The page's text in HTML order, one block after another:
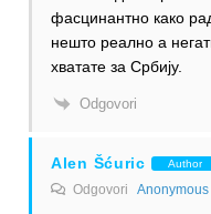
фасцинантно како
нешто реално а
хватате за Србију.
Odgovori
Alen Šćuric Author
Odgovori Anonymous